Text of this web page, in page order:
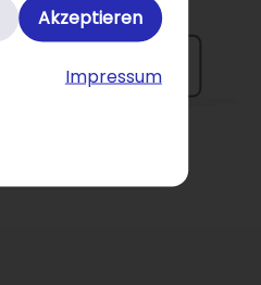
Akzeptieren
Impressum